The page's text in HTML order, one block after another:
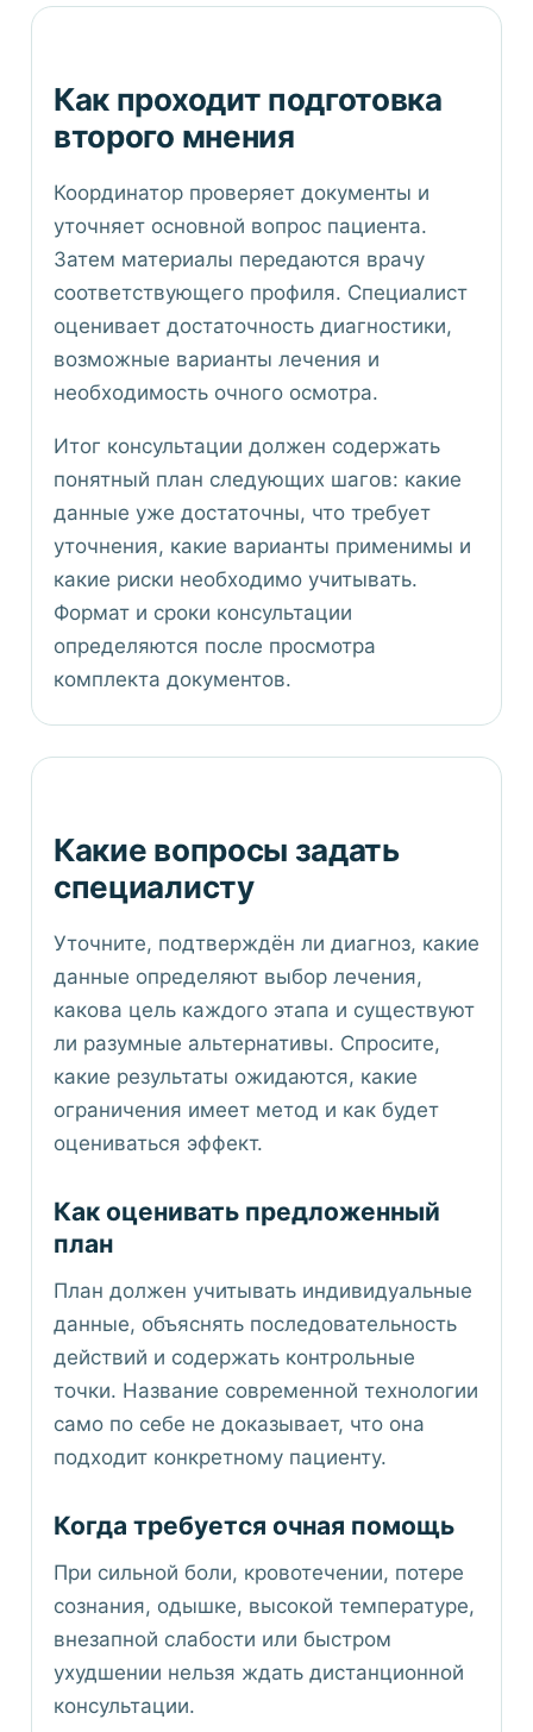
Как проходит подготовка
второго мнения
Координатор проверяет документы и
уточняет основной вопрос пациента.
Затем материалы передаются врачу
соответствующего профиля. Специалист
оценивает достаточность диагностики,
возможные варианты лечения и
необходимость очного осмотра.
Итог консультации должен содержать
понятный план следующих шагов: какие
данные уже достаточны, что требует
уточнения, какие варианты применимы и
какие риски необходимо учитывать.
Формат и сроки консультации
определяются после просмотра
комплекта документов.
Какие вопросы задать
специалисту
Уточните, подтверждён ли диагноз, какие
данные определяют выбор лечения,
какова цель каждого этапа и существуют
ли разумные альтернативы. Спросите,
какие результаты ожидаются, какие
ограничения имеет метод и как будет
оцениваться эффект.
Как оценивать предложенный
план
План должен учитывать индивидуальные
данные, объяснять последовательность
действий и содержать контрольные
точки. Название современной технологии
само по себе не доказывает, что она
подходит конкретному пациенту.
Когда требуется очная помощь
При сильной боли, кровотечении, потере
сознания, одышке, высокой температуре,
внезапной слабости или быстром
ухудшении нельзя ждать дистанционной
консультации.